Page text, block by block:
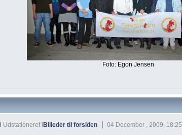
Foto: Egon Jensen
Udstationeret i Billeder til forsiden 04 December , 2009, 18:25